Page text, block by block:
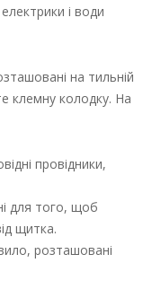
і води
на тильній
клемну колодку. На
провідники,
для того, щоб
щитка.
розташовані